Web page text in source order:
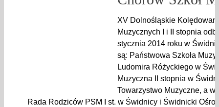
XV Dolnośląskie
Muzycznych I i II stopnia
stycznia 2014 roku w
są: Państwowa Szkoła
Ludomira Różyckiego w
Muzyczna II stopnia w
Towarzystwo Muzyczne, a
Rada Rodziców PSM I st. w Świdnicy i Świdnicki